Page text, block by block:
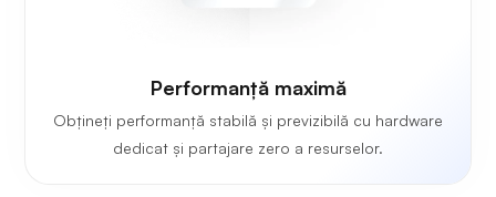
Performanță maximă
Obțineți performanță stabilă și previzibilă cu hardware
dedicat și partajare zero a resurselor.